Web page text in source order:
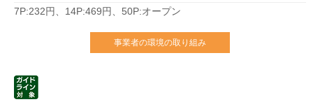
7P:232円、14P:469円、50P:オープン
事業者の環境の取り組み